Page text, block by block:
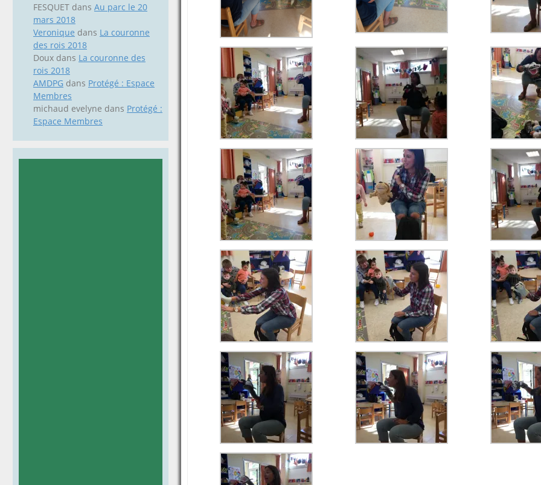
FESQUET dans Au parc le 20
mars 2018
Veronique dans La couronne
des rois 2018
Doux dans La couronne des
rois 2018
AMDPG dans Protégé : Espace
Membres
michaud evelyne dans Protégé :
Espace Membres